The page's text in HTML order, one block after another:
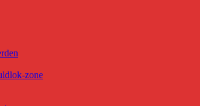
zone